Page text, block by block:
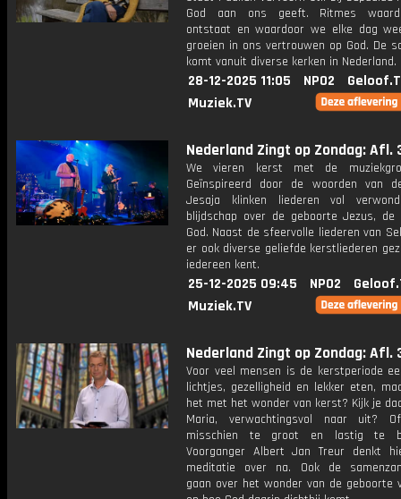
God aan ons geeft. Ritmes
ontstaat en waardoor we elke dag
groeien in ons vertrouwen op God. De
komt vanuit diverse kerken in Nederland.
28-12-2025 11:05 NPO2
Muziek.TV
Nederland Zingt op Zondag: Afl.
We vieren kerst met de
Geïnspireerd door de woorden van
Jesaja klinken liederen vol
blijdschap over de geboorte Jezus, de
God. Naast de sfeervolle liederen van
er ook diverse geliefde kerstliederen
iedereen kent.
25-12-2025 09:45 NPO2
Muziek.TV
Nederland Zingt op Zondag: Afl.
Voor veel mensen is de kerstperiode
lichtjes, gezelligheid en lekker eten,
het met het wonder van kerst? Kijk je
Maria, verwachtingsvol naar uit?
misschien te groot en lastig te
Voorganger Albert Jan Treur denkt
meditatie over na. Ook de
gaan over het wonder van de geboorte